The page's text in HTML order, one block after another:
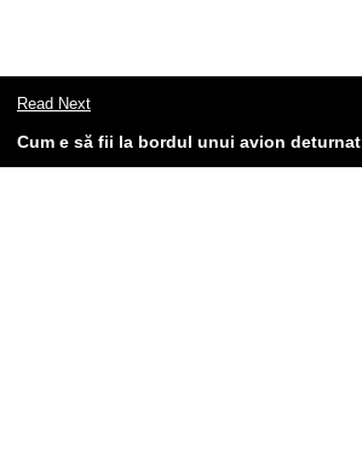
Read Next
​Cum e să fii la bordul unui avion deturnat